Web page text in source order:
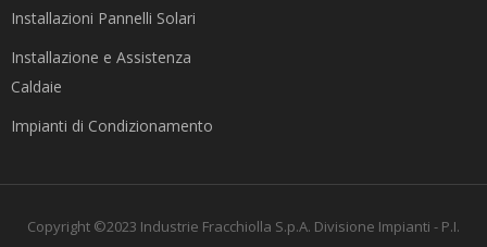
Installazioni Pannelli Solari
Installazione e Assistenza
Caldaie
Impianti di Condizionamento
Copyright ©2023 Industrie Fracchiolla S.p.A. Divisione Impianti - P.I.